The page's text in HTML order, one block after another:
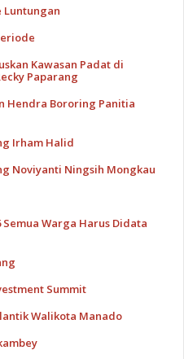
Luntungan
Kawasan Padat di
Paparang
Hendra Bororing Panitia
Irham Halid
Noviyanti Ningsih Mongkau
Warga Harus Didata
Summit
Walikota Manado